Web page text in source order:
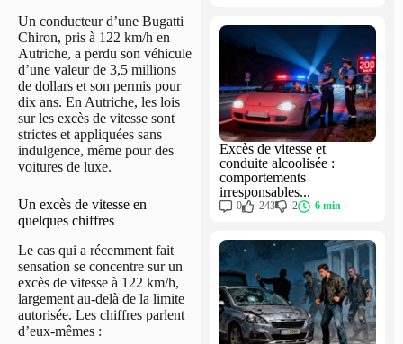
Un conducteur d’une Bugatti
Chiron, pris à 122 km/h en
Autriche, a perdu son véhicule
d’une valeur de 3,5 millions
de dollars et son permis pour
dix ans. En Autriche, les lois
sur les excès de vitesse sont
strictes et appliquées sans
indulgence, même pour des
voitures de luxe.
Un excès de vitesse en
quelques chiffres
Le cas qui a récemment fait
sensation se concentre sur un
excès de vitesse à 122 km/h,
largement au-delà de la limite
autorisée. Les chiffres parlent
d’eux-mêmes :
Excès de vitesse et
conduite alcoolisée :
comportements
irresponsables...
0 243 2 6 min